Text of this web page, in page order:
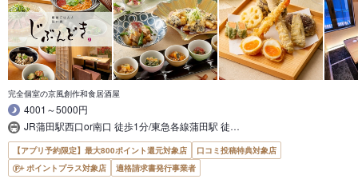
完全個室の京風創作和食居酒屋
4001～5000円
JR蒲田駅西口or南口 徒歩1分/東急各線蒲田駅 徒…
【アプリ予約限定】最大800ポイント還元対象店
口コミ投稿特典対象店
ポイントプラス対象店
適格請求書発行事業者